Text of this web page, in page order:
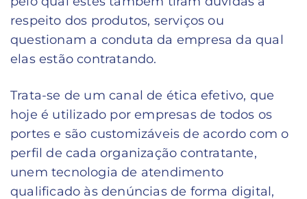
respeito dos produtos, serviços ou
questionam a conduta da empresa da qual
elas estão contratando.
Trata-se de um canal de ética efetivo, que
hoje é utilizado por empresas de todos os
portes e são customizáveis de acordo com o
perfil de cada organização contratante,
unem tecnologia de atendimento
qualificado às denúncias de forma digital,